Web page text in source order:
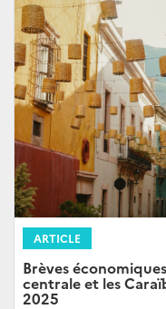
ARTICLE
Brèves
centrale et les
2025